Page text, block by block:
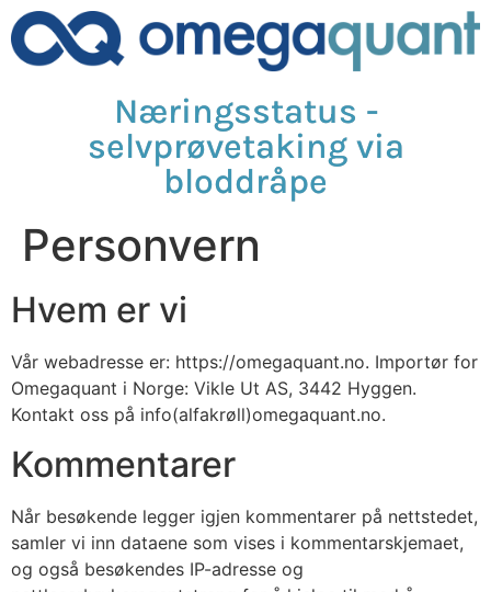
Næringsstatus -
selvprøvetaking via
bloddråpe
Personvern
Hvem er vi
Vår webadresse er: https://omegaquant.no. Importør for
Omegaquant i Norge: Vikle Ut AS, 3442 Hyggen.
Kontakt oss på info(alfakrøll)omegaquant.no.
Kommentarer
Når besøkende legger igjen kommentarer på nettstedet,
samler vi inn dataene som vises i kommentarskjemaet,
og også besøkendes IP-adresse og